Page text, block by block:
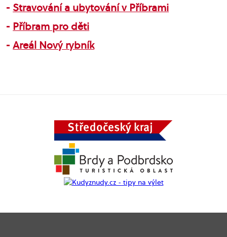
Stravování a ubytování v Příbrami
Příbram pro děti
Areál Nový rybník